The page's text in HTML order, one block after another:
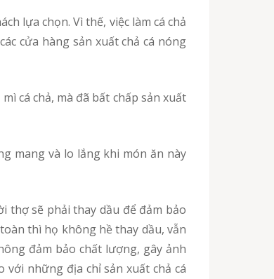
lựa chọn. Vì thế, việc làm cá chả
cửa hàng sản xuất chả cá nóng
thì họ không hề thay dầu, vẫn
đảm bảo chất lượng, gây ảnh
những địa chỉ sản xuất chả cá